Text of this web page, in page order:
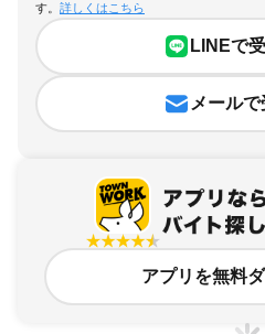
す。 詳しくはこちら
LINEで
メール
アプリを無料